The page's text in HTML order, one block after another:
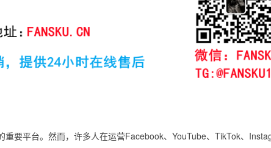
要平台。然而，许多人在运营Facebook、YouTube、TikTok、